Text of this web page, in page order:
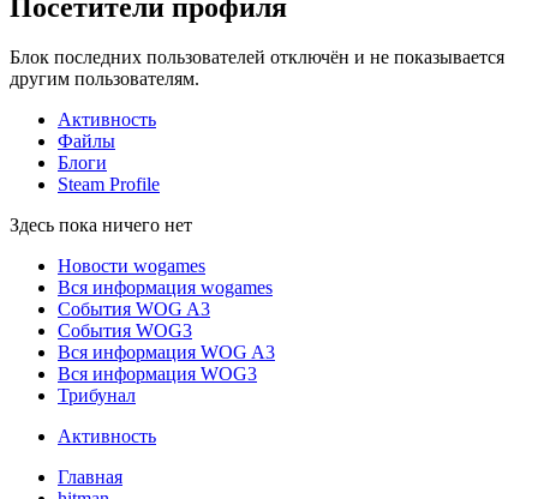
Посетители профиля
Блок последних пользователей отключён и не показывается
другим пользователям.
Активность
Файлы
Блоги
Steam Profile
Здесь пока ничего нет
Новости wogames
Вся информация wogames
События WOG A3
События WOG3
Вся информация WOG A3
Вся информация WOG3
Трибунал
Активность
Главная